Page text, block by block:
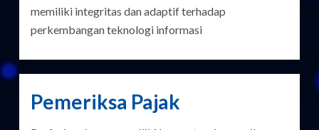
memiliki integritas dan adaptif terhadap
perkembangan teknologi informasi
Pemeriksa Pajak